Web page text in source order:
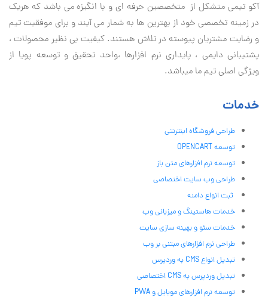
آكو تيمی متشکل از متخصصین حرفه ای و با انگیزه می باشد که هریک
در زمینه تخصصی خود از بهترین ها به شمار می آیند و برای موفقیت تيم
و رضایت مشتریان پیوسته در تلاش هستند. کیفیت بی نظير محصولات ،
پشتیبانی دايمی ، پایداری نرم افزارها ،واحد تحقیق و توسعه پویا از
ویژگی اصلی تیم ما میباشد.
خدمات
طراحی فروشگاه اینترنتی
توسعه OPENCART
توسعه نرم افزارهای متن باز
طراحی وب سایت اختصاصی
ثبت انواع دامنه
خدمات هاستینگ و میزبانی وب
خدمات سئو و بهینه سازی سایت
طراحی نرم افزارهای مبتنی بر وب
تبدیل انواع CMS به وردپرس
تبدیل وردپرس به CMS اختصاصی
توسعه نرم افزارهای موبایل و PWA